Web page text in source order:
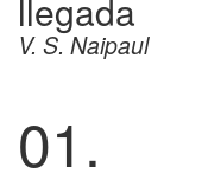
llegada
V. S. Naipaul
01.